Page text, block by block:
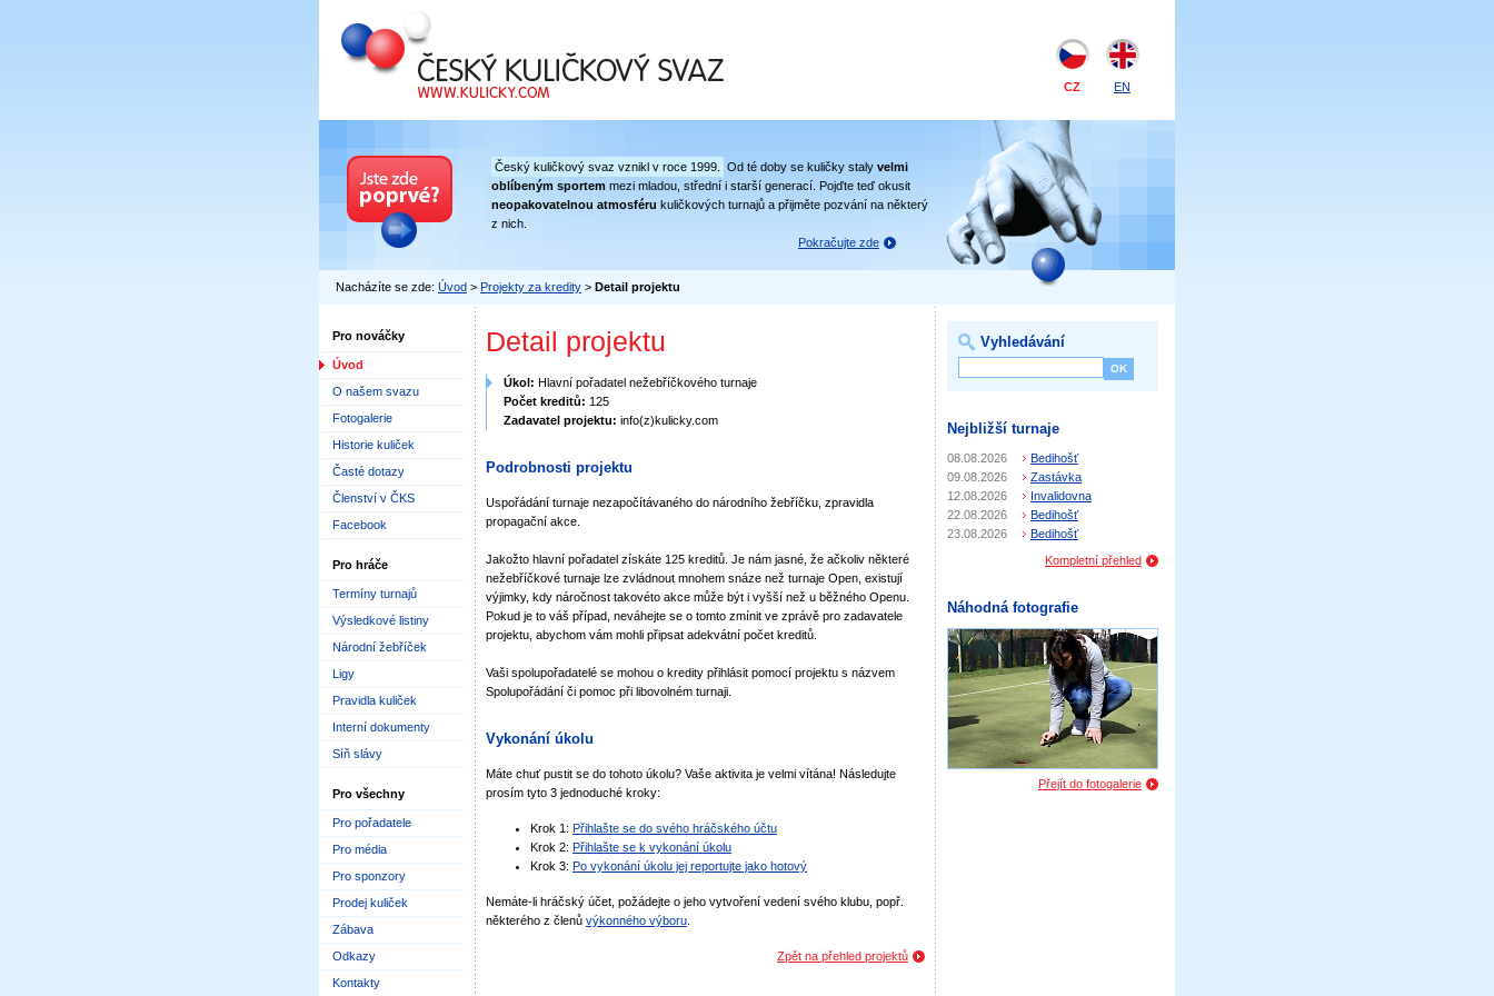
Český kuličkový svaz
CZ EN
Český kuličkový svaz vznikl v roce 1999. Od té doby se kuličky staly velmi
oblíbeným sportem mezi mladou, střední i starší generací. Pojďte teď okusit
neopakovatelnou atmosféru kuličkových turnajů a přijměte pozvání na některý
z nich.
Pokračujte zde
Nacházíte se zde: Úvod > Projekty za kredity > Detail projektu
Pro nováčky
Úvod
O našem svazu
Fotogalerie
Historie kuliček
Časté dotazy
Členství v ČKS
Facebook
Pro hráče
Termíny turnajů
Výsledkové listiny
Národní žebříček
Ligy
Pravidla kuliček
Interní dokumenty
Síň slávy
Pro všechny
Pro pořadatele
Pro média
Pro sponzory
Prodej kuliček
Zábava
Odkazy
Kontakty
Detail projektu
Úkol: Hlavní pořadatel nežebříčkového turnaje
Počet kreditů: 125
Zadavatel projektu: info(z)kulicky.com
Podrobnosti projektu
Uspořádání turnaje nezapočítávaného do národního žebříčku, zpravidla
propagační akce.
Jakožto hlavní pořadatel získáte 125 kreditů. Je nám jasné, že ačkoliv některé
nežebříčkové turnaje lze zvládnout mnohem snáze než turnaje Open, existují
výjimky, kdy náročnost takovéto akce může být i vyšší než u běžného Openu.
Pokud je to váš případ, neváhejte se o tomto zmínit ve zprávě pro zadavatele
projektu, abychom vám mohli připsat adekvátní počet kreditů.
Vaši spolupořadatelé se mohou o kredity přihlásit pomocí projektu s názvem
Spolupořádání či pomoc při libovolném turnaji.
Vykonání úkolu
Máte chuť pustit se do tohoto úkolu? Vaše aktivita je velmi vítána! Následujte
prosím tyto 3 jednoduché kroky:
Krok 1: Přihlašte se do svého hráčského účtu
Krok 2: Přihlašte se k vykonání úkolu
Krok 3: Po vykonání úkolu jej reportujte jako hotový
Nemáte-li hráčský účet, požádejte o jeho vytvoření vedení svého klubu, popř.
některého z členů výkonného výboru
Zpět na přehled projektů
Vyhledávání
Nejbližší turnaje
08.08.2026
Bedihošť
09.08.2026
Zastávka
12.08.2026
Invalidovna
22.08.2026
Bedihošť
23.08.2026
Bedihošť
Kompletní přehled
Náhodná fotografie
Přejít do fotogalerie